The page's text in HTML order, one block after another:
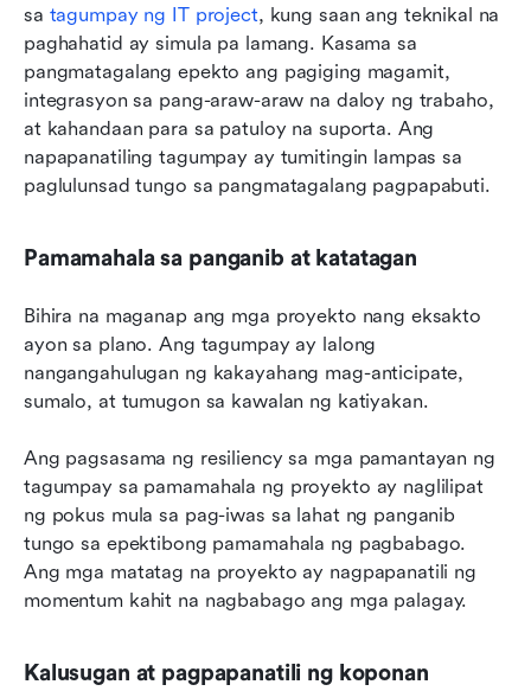
sa tagumpay ng IT project, kung saan ang teknikal na
paghahatid ay simula pa lamang. Kasama sa
pangmatagalang epekto ang pagiging magamit,
integrasyon sa pang-araw-araw na daloy ng trabaho,
at kahandaan para sa patuloy na suporta. Ang
napapanatiling tagumpay ay tumitingin lampas sa
paglulunsad tungo sa pangmatagalang pagpapabuti.
Pamamahala sa panganib at katatagan
Bihira na maganap ang mga proyekto nang eksakto
ayon sa plano. Ang tagumpay ay lalong
nangangahulugan ng kakayahang mag-anticipate,
sumalo, at tumugon sa kawalan ng katiyakan.
Ang pagsasama ng resiliency sa mga pamantayan ng
tagumpay sa pamamahala ng proyekto ay naglilipat
ng pokus mula sa pag-iwas sa lahat ng panganib
tungo sa epektibong pamamahala ng pagbabago.
Ang mga matatag na proyekto ay nagpapanatili ng
momentum kahit na nagbabago ang mga palagay.
Kalusugan at pagpapanatili ng koponan